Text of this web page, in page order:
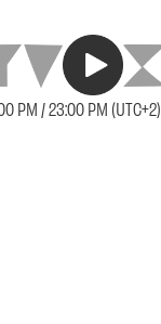
PM / 23:00 PM (UTC+2)